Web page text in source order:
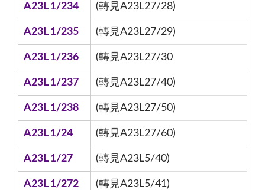
A23L 1/234 (轉見A23L27/28)
A23L 1/235 (轉見A23L27/29)
A23L 1/236 (轉見A23L27/30
A23L 1/237 (轉見A23L27/40)
A23L 1/238 (轉見A23L27/50)
A23L 1/24 (轉見A23L27/60)
A23L 1/27 (轉見A23L5/40)
A23L 1/272 (轉見A23L5/41)